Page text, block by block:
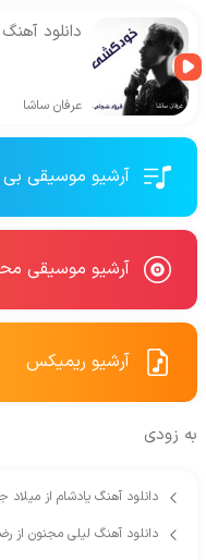
دانلود
عرفان ساشا
آرشیو موسیقی بی
آرشیو موسیقی
آرشیو ریمیکس
به زودی
دانلود آهنگ یادشام از
دانلود آهنگ لیلی مجنون از